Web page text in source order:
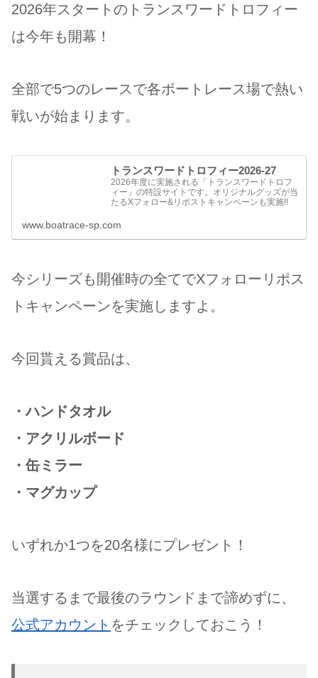
2026年スタートのトランスワードトロフィー
は今年も開幕！
全部で5つのレースで各ボートレース場で熱い
戦いが始まります。
トランスワードトロフィー2026-27
2026年度に実施される「トランスワードトロフ
ィー」の特設サイトです。オリジナルグッズが当
たるXフォロー&リポストキャンペーンも実施!!
www.boatrace-sp.com
今シリーズも開催時の全てでXフォローリポス
トキャンペーンを実施しますよ。
今回貰える賞品は、
・ハンドタオル
・アクリルボード
・缶ミラー
・マグカップ
いずれか1つを20名様にプレゼント！
当選するまで最後のラウンドまで諦めずに、
公式アカウント をチェックしておこう！